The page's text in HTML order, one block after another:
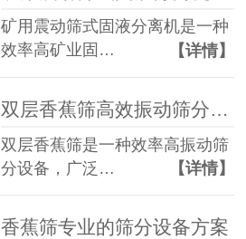
矿用震动筛式固液分离机是一种
效率高矿业固…
【详情】
双层香蕉筛高效振动筛分的专业解决方案
双层香蕉筛是一种效率高振动筛
分设备，广泛…
【详情】
香蕉筛专业的筛分设备方案